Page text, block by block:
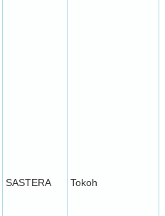
SASTERA Tokoh